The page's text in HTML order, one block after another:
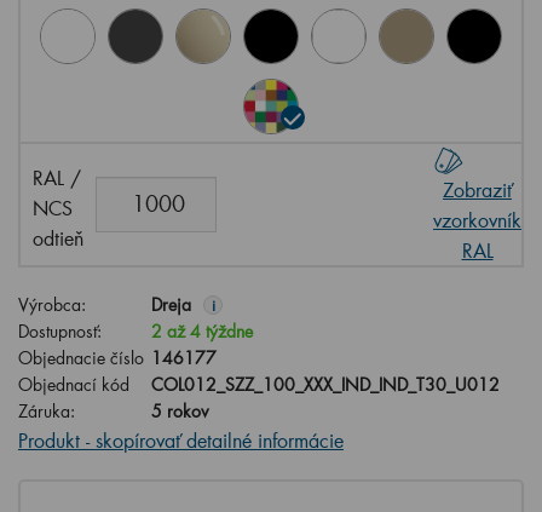
RAL /
NCS
odtieň
Zobraziť
vzorkovník
RAL
Výrobca: Dreja i
Dostupnosť:
2 až 4 týždne
Objednacie číslo 146177
Objednací kód
COL012_SZZ_100_XXX_IND_IND_T30_U012
Záruka:
5 rokov
Produkt - skopírovať detailné informácie